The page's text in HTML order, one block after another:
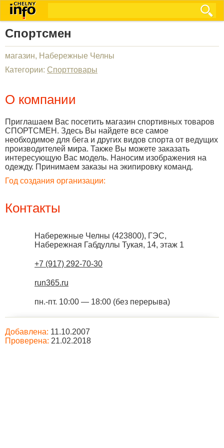
Спортсмен
магазин, Набережные Челны
Категории: Спорттовары
О компании
Приглашаем Вас посетить магазин спортивных товаров
СПОРТСМЕН. Здесь Вы найдете все самое
необходимое для бега и других видов спорта от ведущих
производителей мира. Также Вы можете заказать
интересующую Вас модель. Наносим изображения на
одежду. Принимаем заказы на экипировку команд.
Год создания организации:
Контакты
Набережные Челны (423800), ГЭС,
Набережная Габдуллы Тукая, 14, этаж 1
+7 (917) 292-70-30
run365.ru
пн.-пт. 10:00 — 18:00 (без перерыва)
Добавлена: 11.10.2007
Проверена: 21.02.2018